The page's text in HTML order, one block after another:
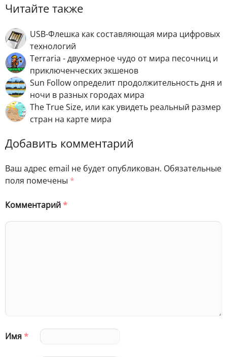
Читайте также
USB-Флешка как составляющая мира цифровых
технологий
Terraria - двухмерное чудо от мира песочниц и
приключенческих экшенов
Sun Follow определит продолжительность дня и
ночи в разных городах мира
The True Size, или как увидеть реальный размер
стран на карте мира
Добавить комментарий
Ваш адрес email не будет опубликован. Обязательные
поля помечены *
Комментарий*
Имя*